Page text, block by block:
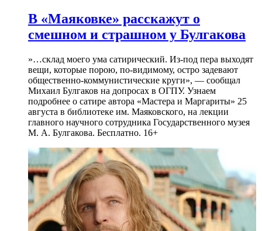
В «Маяковке» расскажут о
смешном и страшном у Булгакова
»…склад моего ума сатирический. Из-под пера выходят
вещи, которые порою, по-видимому, остро задевают
общественно-коммунистические круги», — сообщал
Михаил Булгаков на допросах в ОГПУ. Узнаем
подробнее о сатире автора «Мастера и Маргариты» 25
августа в библиотеке им. Маяковского, на лекции
главного научного сотрудника Государственного музея
М. А. Булгакова. Бесплатно. 16+